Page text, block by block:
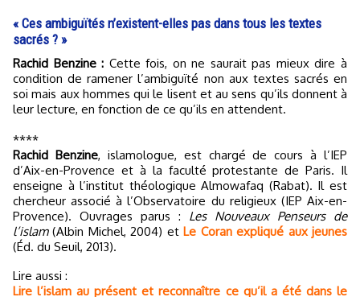
« Ces ambiguïtés n’existent-elles pas dans tous les textes
sacrés ? »
Rachid Benzine : Cette fois, on ne saurait pas mieux dire à
condition de ramener l’ambiguïté non aux textes sacrés en
soi mais aux hommes qui le lisent et au sens qu’ils donnent à
leur lecture, en fonction de ce qu’ils en attendent.
****
Rachid Benzine, islamologue, est chargé de cours à l’IEP
d’Aix-en-Provence et à la faculté protestante de Paris. Il
enseigne à l’institut théologique Almowafaq (Rabat). Il est
chercheur associé à l’Observatoire du religieux (IEP Aix-en-
Provence). Ouvrages parus : Les Nouveaux Penseurs de
l’islam(Albin Michel, 2004) etLe Coran expliqué aux jeunes
(Éd. du Seuil, 2013).
Lire aussi :
Lire l’islam au présent et reconnaître ce qu’il a été dans le